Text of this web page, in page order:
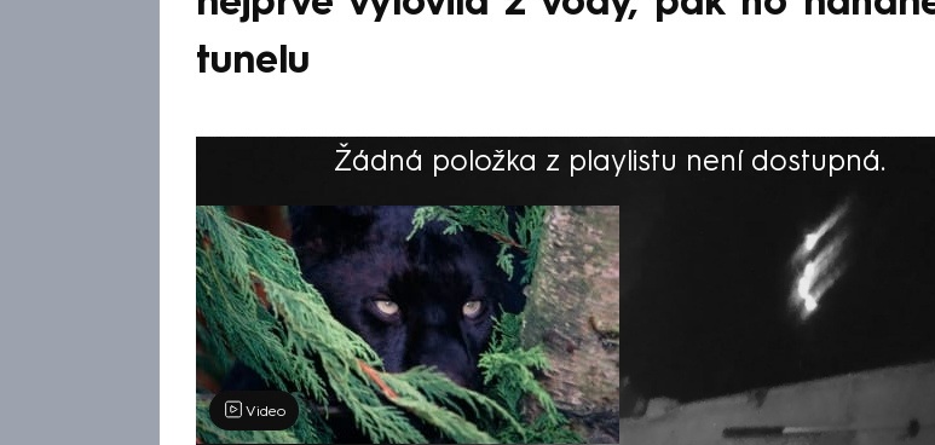
tunelu
Žádná položka z playlistu není dostupná.
Výběr redakce
Video